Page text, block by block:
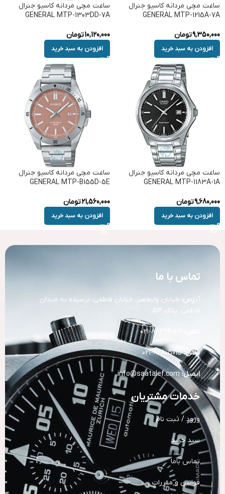
ساعت مچی مردانه کاسیو جنرال
GENERAL MTP-1215A-7A
9,350,000تومان
افزودن به سبد خرید
ساعت مچی مردانه کاسیو جنرال
GENERAL MTP-1303DD-7A
10,120,000تومان
افزودن به سبد خرید
ساعت مچی مردانه کاسیو جنرال
GENERAL MTP-1183A-1A
9,680,000تومان
افزودن به سبد خرید
ساعت مچی مردانه کاسیو جنرال
GENERAL MTP-B155D-5E
21,560,000تومان
افزودن به سبد خرید
تماس با ما
رس: خیابان ولیعصر، خیابان فاطمی، نرسیده به میدان
فاطمی، پلاک 53
تلفن:82805015-021
ایمیل: info@saatalef.com
خدمات مشتریان
ورود / ثبت نام
سبد خرید
تماس باما
قوانین و مقررات